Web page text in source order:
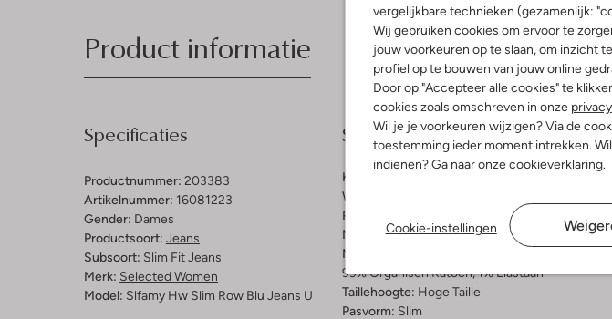
vergelijkbare technieken (gezamenlijk:
Wij gebruiken cookies om ervoor te
jouw voorkeuren op te slaan, om inzicht
profiel op te bouwen van jouw online
Door op "Accepteer alle cookies" te
cookies zoals omschreven in onze
Wil je je voorkeuren wijzigen? Via de
toestemming ieder moment intrekken.
indienen? Ga naar onzecookieverklaring.
Cookie-instellingen
Product informatie Bezorgen &
Specificaties
Productnummer: 203383
Artikelnummer: 16081223
Gender: Dames
Productsoort: Jeans
Subsoort: Slim Fit Jeans
Merk: Selected Women
Model: Slfamy Hw Slim Row Blu Jeans U
Samenstelling & Pasvorm
Kleur:
Wassing:
Patroon:
Materiaal:Denim
Materiaalpercentages:
99% Organisch Katoen, 1% Elastaan
Taillehoogte: Hoge Taille
Pasvorm: Slim